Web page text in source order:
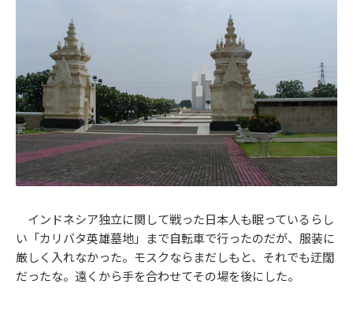
インドネシア独立に関して戦った日本人も眠っているらし
い「カリバタ英雄墓地」まで自転車で行ったのだが、服装に
厳しく入れなかった。モスクならまだしもと、それでも迂闊
だったな。遠くから手を合わせてその場を後にした。